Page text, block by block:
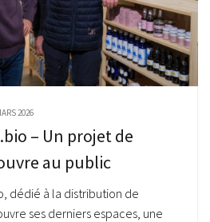
2026
– Un projet de
au public
dédié à la distribution de
ses derniers espaces, une